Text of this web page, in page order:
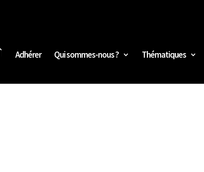
Adhérer Qui sommes-nous ? Thématiques